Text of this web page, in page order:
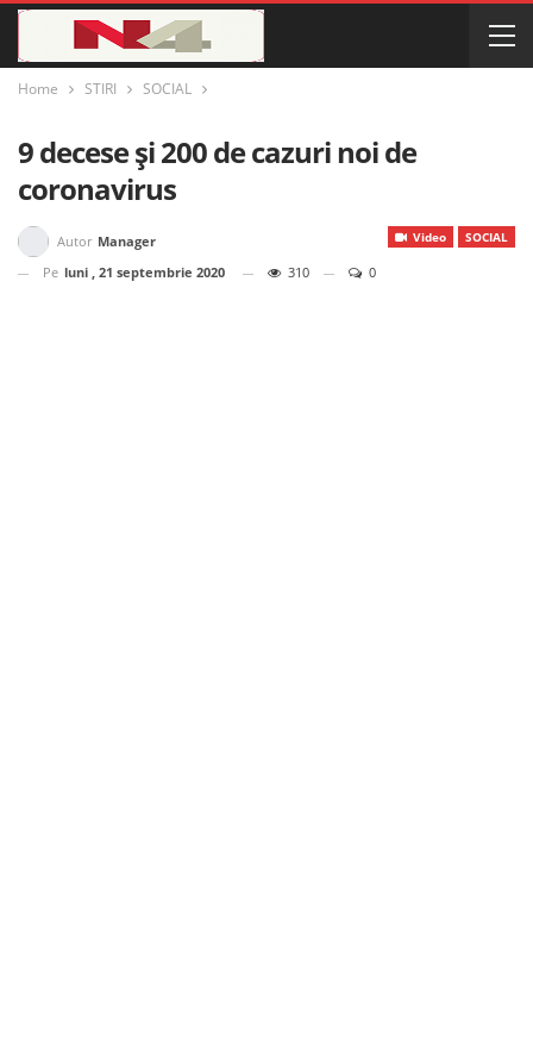
Home STIRI SOCIAL
9 decese și 200 de cazuri noi de
coronavirus
Video SOCIAL
Autor Manager
Pe luni , 21 septembrie 2020 310 0